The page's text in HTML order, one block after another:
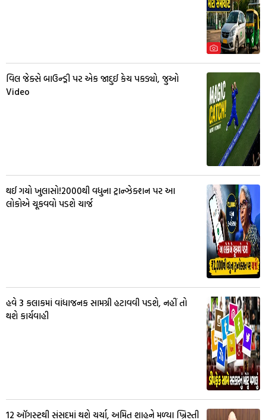
વિલ જેક્સે બાઉન્ડ્રી પર એક જાદુઈ કેચ પકડ્યો, જુઓ
Video
થઈ ગયો ખુલાસો!₹2000થી વધુના ટ્રાન્ઝેક્શન પર આ
લોકોએ ચૂકવવો પડશે ચાર્જ
હવે 3 કલાકમાં વાંધાજનક સામગ્રી હટાવવી પડશે, નહીં તો
થશે કાર્યવાહી
12 ઑગસ્ટથી સંસદમાં થશે ચર્ચા, અમિત શાહને મળ્યા ખ્રિસ્તી